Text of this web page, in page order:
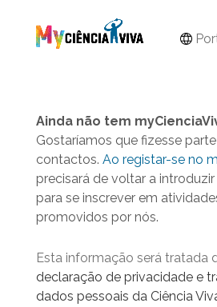
Ainda não tem
Gostaríamos que fizesse
contactos. Ao registar-se no
precisará de voltar a
para se inscrever em
promovidos por nós.
Esta informação será tratada
declaração de privacidade e
dados pessoais da Ciência